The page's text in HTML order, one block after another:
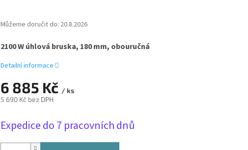
6 885 Kč / ks
5 690 Kč bez DPH
cena:
Expedice do 7 pracovních dnů
Můžeme doručit do: 20.8.2026
2100 W úhlová bruska, 180 mm, obouručná
Detailní informace